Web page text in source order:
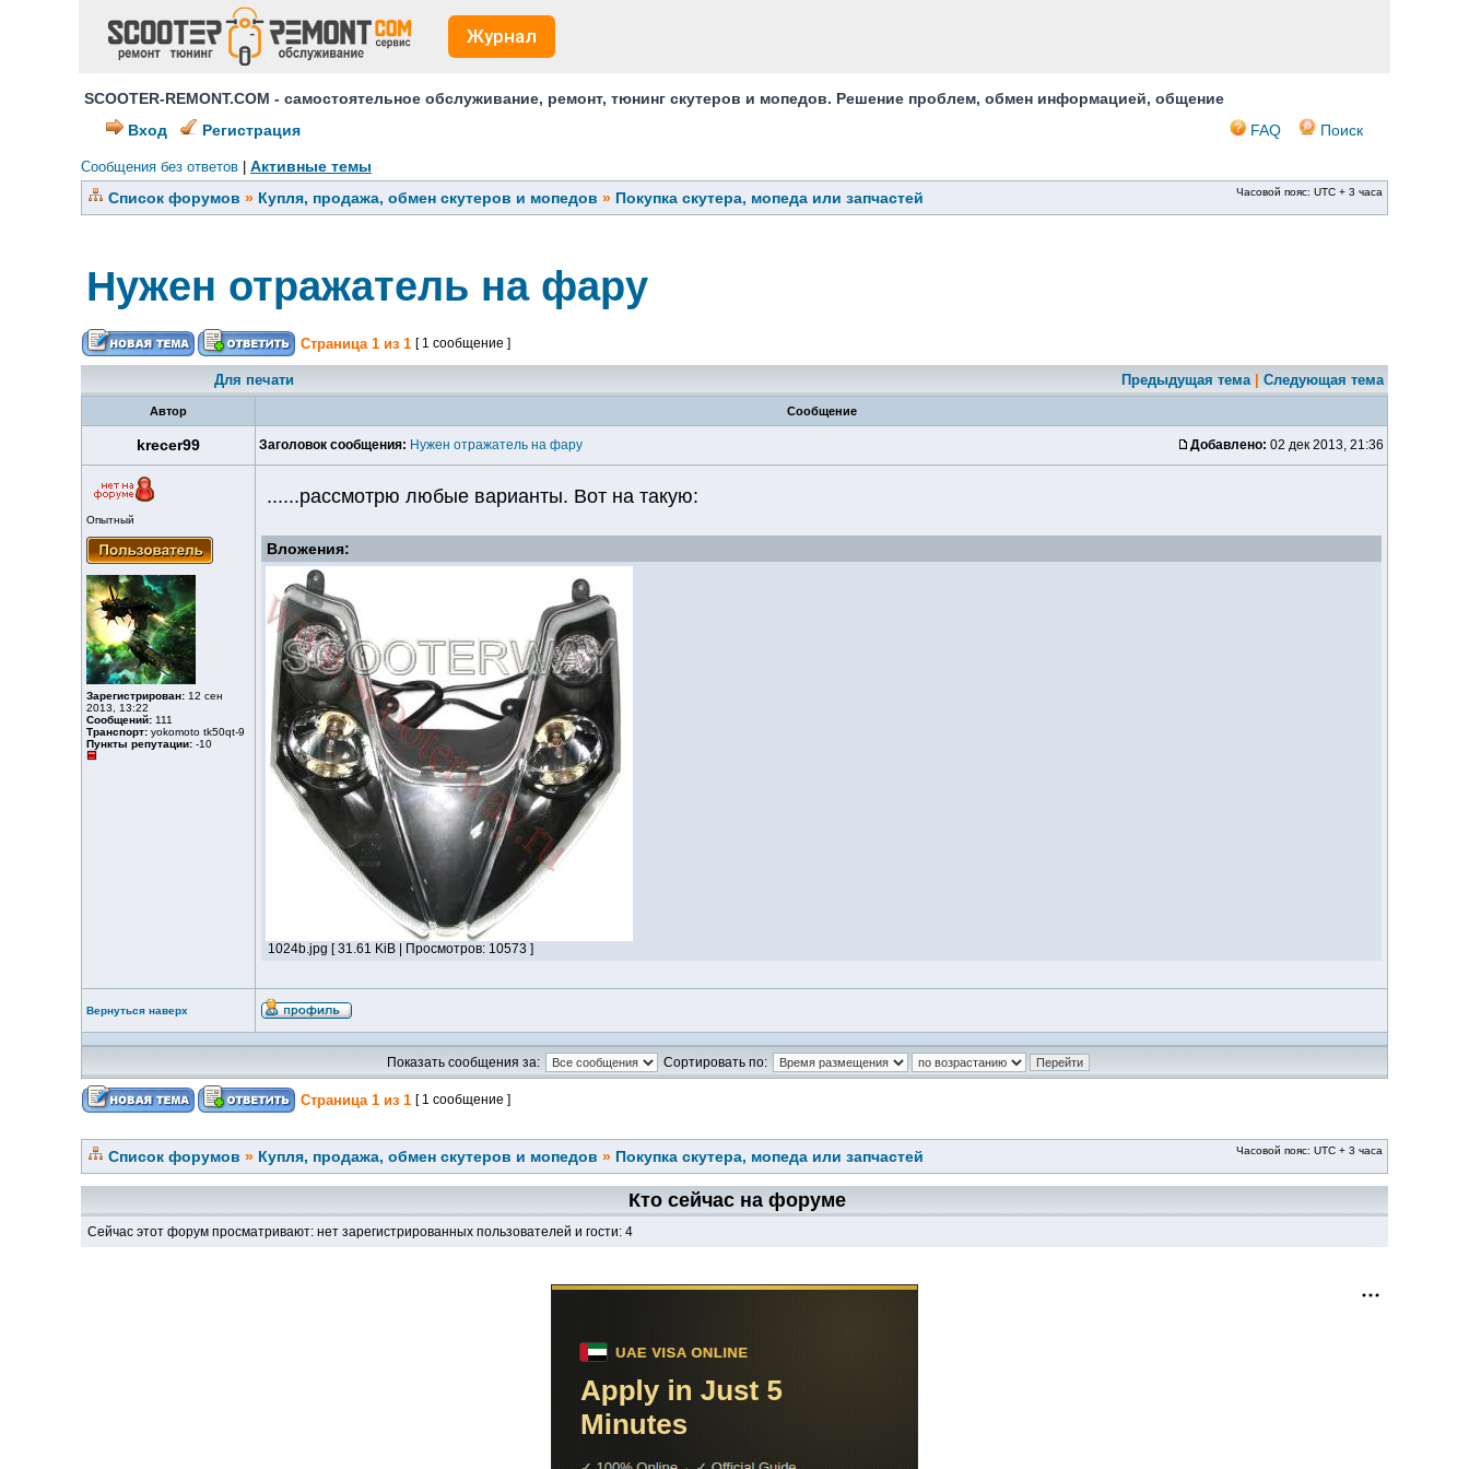
Журнал
SCOOTER-REMONT.COM - самостоятельное обслуживание, ремонт, тюнинг скутеров и мопедов. Решение проблем, обмен информацией, общение
Вход
Регистрация FAQ Поиск
Сообщения без ответов
Активные темы
Список форумов » Купля, продажа, обмен скутеров и мопедов » Покупка скутера, мопеда или запчастей Часовой пояс: UTC + 3 часа
Нужен отражатель на фару
Страница 1 из 1 [ 1 сообщение ]
Для печати Предыдущая тема| Следующая тема
Автор Сообщение
krecer99 Заголовок сообщения: Нужен отражатель на фару Добавлено: 02 дек 2013, 21:36
Опытный
Зарегистрирован: 12 сен
2013, 13:22
Сообщений: 111
Транспорт: yokomoto tk50qt-9
Пункты репутации: -10
......рассмотрю любые варианты. Вот на такую:
Вложения:
1024b.jpg [ 31.61 KiB | Просмотров: 10573 ]
Вернуться наверх
Показать сообщения за: Сортировать по:
Страница 1 из 1 [ 1 сообщение ]
Список форумов » Купля, продажа, обмен скутеров и мопедов » Покупка скутера, мопеда или запчастей Часовой пояс: UTC + 3 часа
Кто сейчас на форуме
Сейчас этот форум просматривают: нет зарегистрированных пользователей и гости: 4